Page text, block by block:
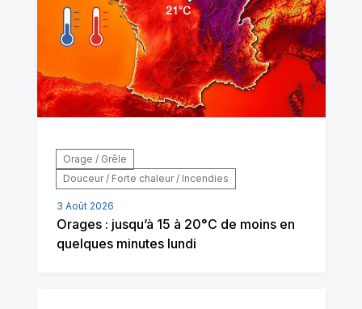
Orage / Grêle
Douceur / Forte chaleur / Incendies
3 Août 2026
Orages : jusqu’à 15 à 20°C de moins en
quelques minutes lundi